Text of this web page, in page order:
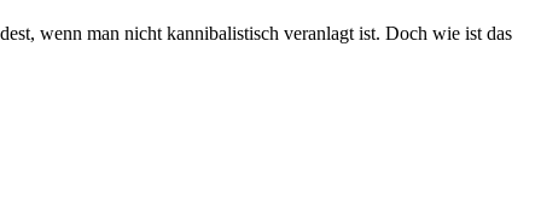
wenn man nicht kannibalistisch veranlagt ist. Doch wie ist das